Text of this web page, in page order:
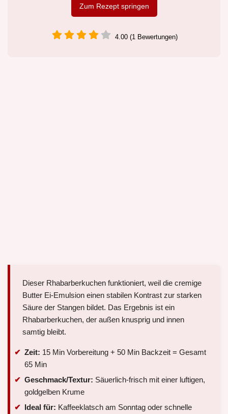
Zum Rezept springen
4.00 (1 Bewertungen)
Dieser Rhabarberkuchen funktioniert, weil die cremige
Butter Ei-Emulsion einen stabilen Kontrast zur starken
Säure der Stangen bildet. Das Ergebnis ist ein
Rhabarberkuchen, der außen knusprig und innen
samtig bleibt.
Zeit: 15 Min Vorbereitung + 50 Min Backzeit = Gesamt
65 Min
Geschmack/Textur: Säuerlich-frisch mit einer luftigen,
goldgelben Krume
Ideal für: Kaffeeklatsch am Sonntag oder schnelle